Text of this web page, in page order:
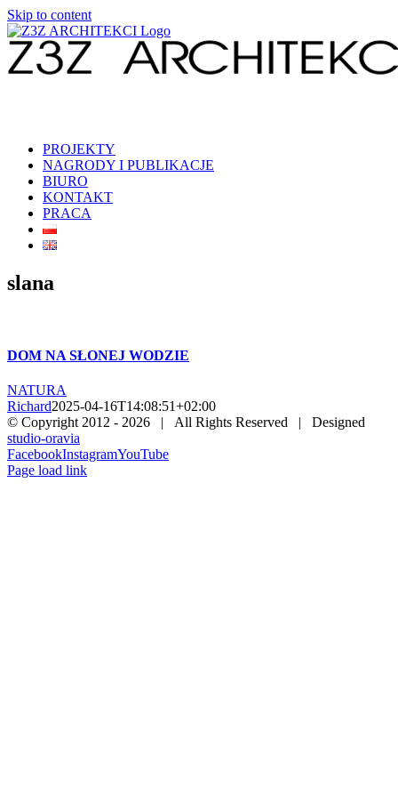
Skip to content
PROJEKTY
NAGRODY I PUBLIKACJE
BIURO
KONTAKT
PRACA
slana
DOM NA SŁONEJ WODZIE
NATURA
Richard2025-04-16T14:08:51+02:00
© Copyright 2012 - 2026 | All Rights Reserved | Designed
studio-oravia
FacebookInstagramYouTube
Page load link